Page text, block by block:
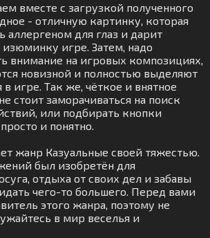
вместе с загрузкой полученного
- отличную картинку, которая
аллергеном для глаз и дарит
игре. Затем, надо
внимание на игровых композициях,
новизной и полностью выделяют
в игре. Так же, чёткое и внятное
стоит заморачиваться на поиск
или подбирать кнопки
и понятно.
жанр Казуальные своей тяжестью.
был изобретён для
отдыха от своих дел и забавы
чего-то большего. Перед вами
этого жанра, поэтому не
в мир веселья и